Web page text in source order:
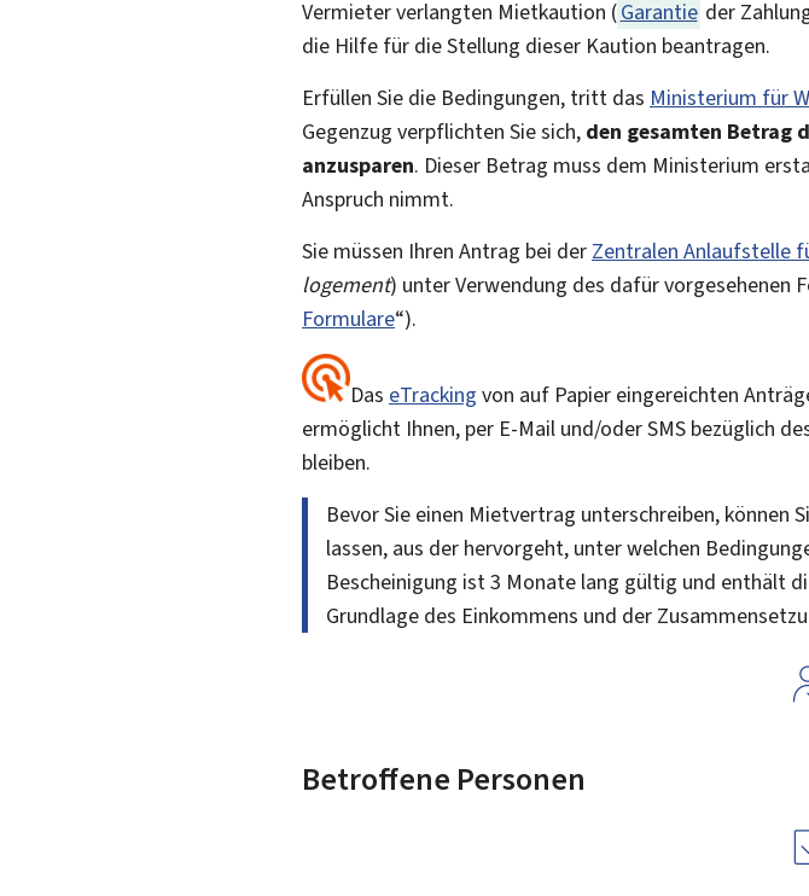
Vermieter verlangten Mietkaution (Garantie der
die Hilfe für die Stellung dieser Kaution beantragen.
Erfüllen Sie die Bedingungen, tritt das Ministerium für
Gegenzug verpflichten Sie sich, den gesamten Betrag
anzusparen. Dieser Betrag muss dem Ministerium
Anspruch nimmt.
Sie müssen Ihren Antrag bei der Zentralen Anlaufstelle
logement) unter Verwendung des dafür vorgesehenen
Formulare“).
Das eTracking von auf Papier eingereichten
ermöglicht Ihnen, per E-Mail und/oder SMS bezüglich
bleiben.
Bevor Sie einen Mietvertrag unterschreiben, können
lassen, aus der hervorgeht, unter welchen
Bescheinigung ist 3 Monate lang gültig und enthält
Grundlage des Einkommens und der
Betroffene Personen